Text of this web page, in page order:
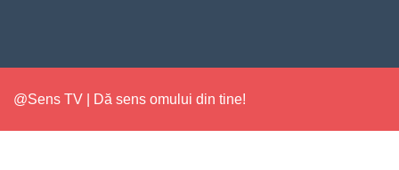
@Sens TV | Dă sens omului din tine!